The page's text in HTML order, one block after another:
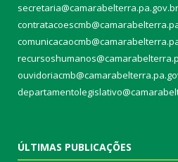
secretaria@camarabelterra.pa.gov.br
ÚLTIMAS PUBLICAÇÕES